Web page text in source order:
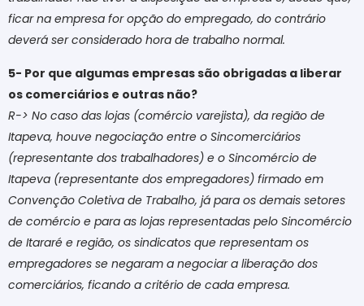
ficar na empresa for opção do empregado, do contrário
deverá ser considerado hora de trabalho normal.
5- Por que algumas empresas são obrigadas a liberar
os comerciários e outras não?
R-> No caso das lojas (comércio varejista), da região de
Itapeva, houve negociação entre o Sincomerciários
(representante dos trabalhadores) e o Sincomércio de
Itapeva (representante dos empregadores) firmado em
Convenção Coletiva de Trabalho, já para os demais setores
de comércio e para as lojas representadas pelo Sincomércio
de Itararé e região, os sindicatos que representam os
empregadores se negaram a negociar a liberação dos
comerciários, ficando a critério de cada empresa.